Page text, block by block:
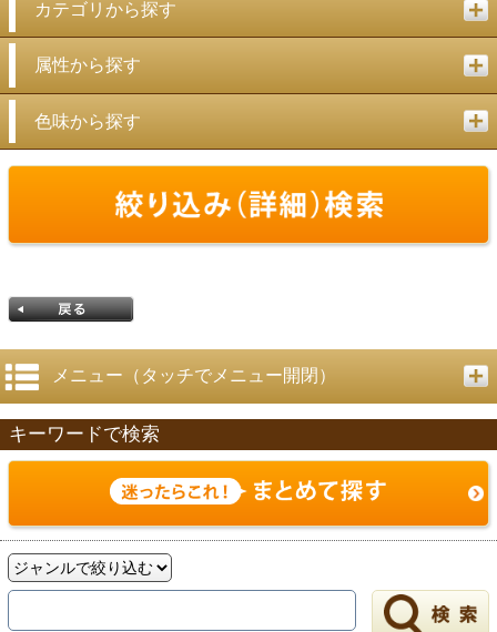
カテゴリから探す
属性から探す
色味から探す
戻る
メニュー（タッチでメニュー開閉）
キーワードで検索